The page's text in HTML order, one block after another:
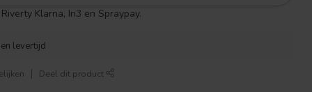
Klarna, In3 en Spraypay.
levertijd
Deel dit product